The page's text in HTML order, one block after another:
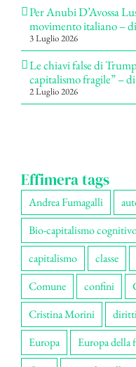
Per Anubi D’Avossa
movimento italiano –
3 Luglio 2026
Le chiavi false di
capitalismo fragile” –
2 Luglio 2026
Effimera tags
Andrea Fumagalli
Bio-capitalismo
capitalismo
classe
Comune
confini
Cristina Morini
Europa
Europa della